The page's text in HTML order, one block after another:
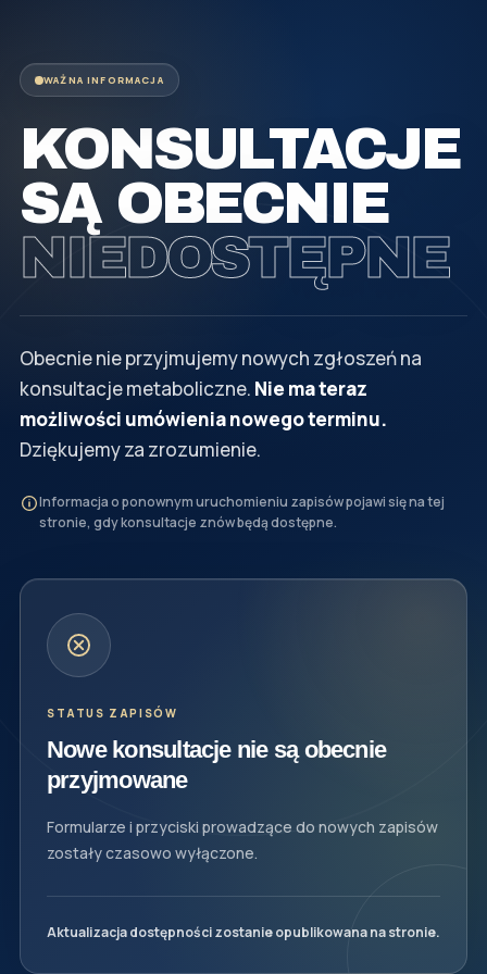
WAŻNA INFORMACJA
KONSULTACJE
SĄ OBECNIE
NIEDOSTĘPNE
Obecnie nie przyjmujemy nowych zgłoszeń na
konsultacje metaboliczne. Nie ma teraz
możliwości umówienia nowego terminu.
Dziękujemy za zrozumienie.
Informacja o ponownym uruchomieniu zapisów pojawi się na tej
stronie, gdy konsultacje znów będą dostępne.
STATUS ZAPISÓW
Nowe konsultacje nie są obecnie
przyjmowane
Formularze i przyciski prowadzące do nowych zapisów
zostały czasowo wyłączone.
Aktualizacja dostępności zostanie opublikowana na stronie.